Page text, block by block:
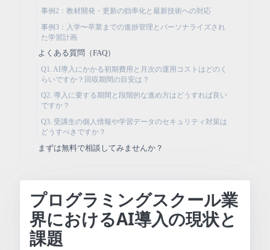
事例2：教材開発・更新の効率化と最新技術への対応
事例3：入学〜卒業までの進捗管理とパーソナライズされ
た学習計画
よくある質問（FAQ）
Q1. AI導入にかかる初期費用と月次の運用コストはどのく
らいですか？回収期間の目安は？
Q2. 導入に要する期間と段階的な進め方はどうすれば良い
ですか？
Q3. 受講生の個人情報や学習データのセキュリティ対策は
どうすべきですか？
まずは無料で相談してみませんか？
プログラミングスクール業
界におけるAI導入の現状と
課題